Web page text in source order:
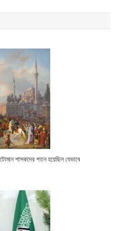
শাসকদের পতন হয়েছিল যেভাবে